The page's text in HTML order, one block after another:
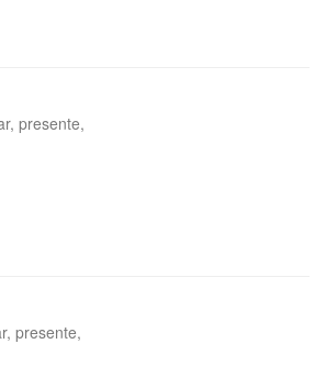
presente,
presente,